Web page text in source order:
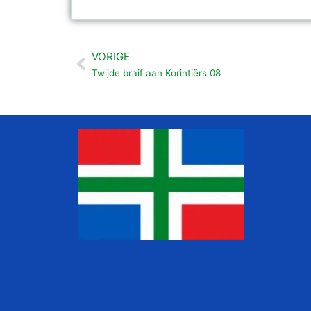
Vorige
VORIGE
Twijde braif aan Korintiërs 08